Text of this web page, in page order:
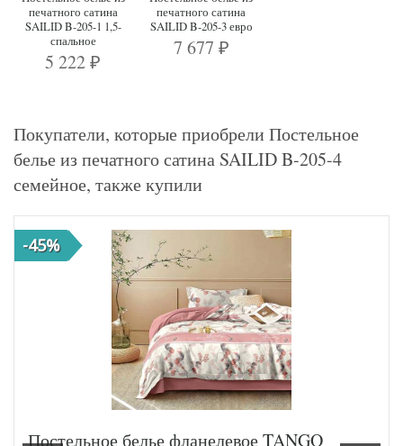
печатного сатина
SAILID B-205-1 1,5-
спальное
5 222₽
печатного сатина
SAILID B-205-3 евро
7 677 ₽
Покупатели, которые приобрели Постельное
белье из печатного сатина SAILID B-205-4
семейное, также купили
-45%
Постельное белье фланелевое TANGO